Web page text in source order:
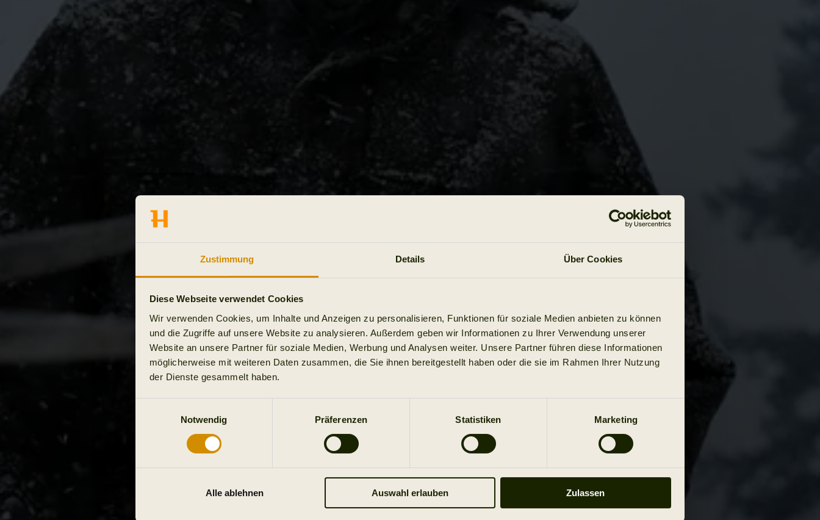
Zustimmung Details Über Cookies
Diese Webseite verwendet Cookies
Wir verwenden Cookies, um Inhalte und Anzeigen zu personalisieren, Funktionen für soziale Medien anbieten zu können
und die Zugriffe auf unsere Website zu analysieren. Außerdem geben wir Informationen zu Ihrer Verwendung unserer
Website an unsere Partner für soziale Medien, Werbung und Analysen weiter. Unsere Partner führen diese Informationen
möglicherweise mit weiteren Daten zusammen, die Sie ihnen bereitgestellt haben oder die sie im Rahmen Ihrer Nutzung
der Dienste gesammelt haben.
Notwendig
Präferenzen Statistiken Marketing
Alle ablehnen Auswahl erlauben Zulassen